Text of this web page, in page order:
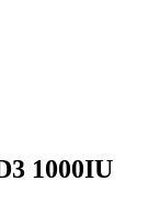
1000IU